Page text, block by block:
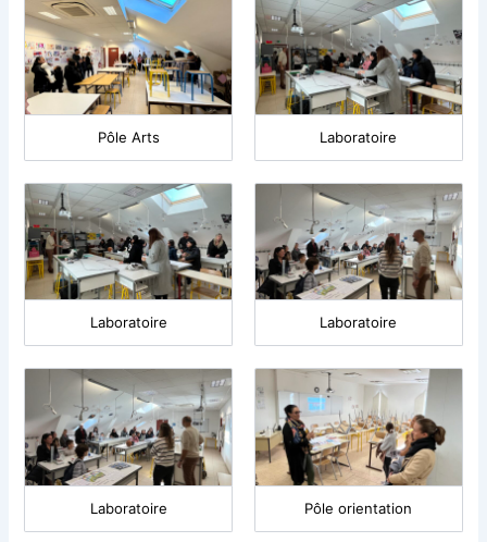
Pôle Arts Laboratoire
Laboratoire Laboratoire
Laboratoire Pôle orientation